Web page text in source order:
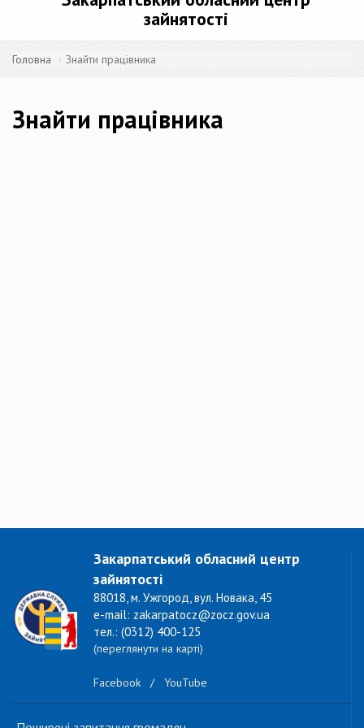
зайнятості
Головна Знайти працівника
Знайти працівника
Закарпатський обласний центр
зайнятості
88018, м. Ужгород, вул. Новака, 45
e-mail: zakarpatocz@zocz.gov.ua
тел.: (0312) 400-125
(переглянути на карті)
Facebook / YouTube